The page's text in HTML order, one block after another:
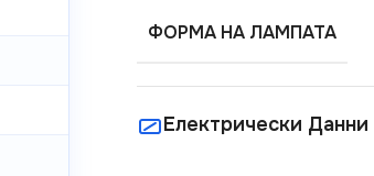
ФОРМА НА ЛАМПАТА
Електрически Данни